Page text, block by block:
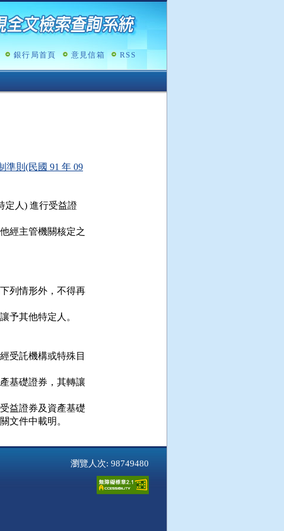
銀行局首頁 意見信箱 RSS
準則(民國 91 年 09
定人) 進行受益證
經主管機關核定之
列情形外，不得再
予其他特定人。
受託機構或特殊目
基礎證券，其轉讓
益證券及資產基礎
瀏覽人次: 98749480